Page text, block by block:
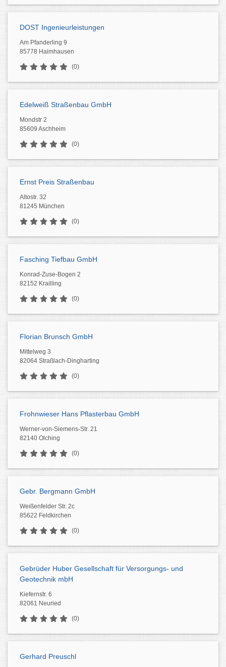
DOST Ingenieurleistungen
Am Pfanderling 9
85778 Haimhausen
(0)
Edelweiß Straßenbau GmbH
Mondstr 2
85609 Aschheim
(0)
Ernst Preis Straßenbau
Altostr. 32
81245 München
(0)
Fasching Tiefbau GmbH
Konrad-Zuse-Bogen 2
82152 Krailling
(0)
Florian Brunsch GmbH
Mittelweg 3
82064 Straßlach-Dingharting
(0)
Frohnwieser Hans Pflasterbau GmbH
Werner-von-Siemens-Str. 21
82140 Olching
(0)
Gebr. Bergmann GmbH
Weißenfelder Str. 2c
85622 Feldkirchen
(0)
Gebrüder Huber Gesellschaft für Versorgungs- und
Geotechnik mbH
Kiefernstr. 6
82061 Neuried
(0)
Gerhard Preuschl